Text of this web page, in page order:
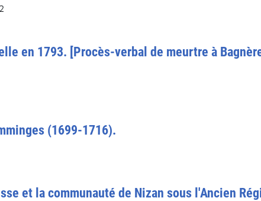
en 1793. [Procès-verbal de meurtre à
(1699-1716).
et la communauté de Nizan sous l'Ancien